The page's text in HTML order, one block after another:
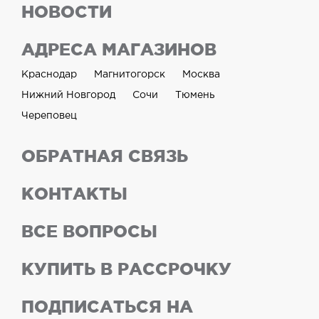
НОВОСТИ
АДРЕСА МАГАЗИНОВ
Краснодар Магнитогорск Москва
Нижний Новгород Сочи Тюмень
Череповец
ОБРАТНАЯ СВЯЗЬ
КОНТАКТЫ
ВСЕ ВОПРОСЫ
КУПИТЬ В РАССРОЧКУ
ПОДПИСАТЬСЯ НА